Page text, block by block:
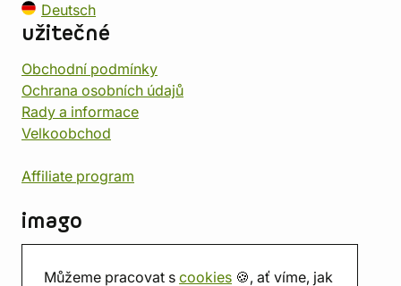
Můžeme pracovat s cookies 🍪, ať víme, jak
Deutsch
užitečné
Obchodní podmínky
Ochrana osobních údajů
Rady a informace
Velkoobchod
Affiliate program
imago
Prodejna